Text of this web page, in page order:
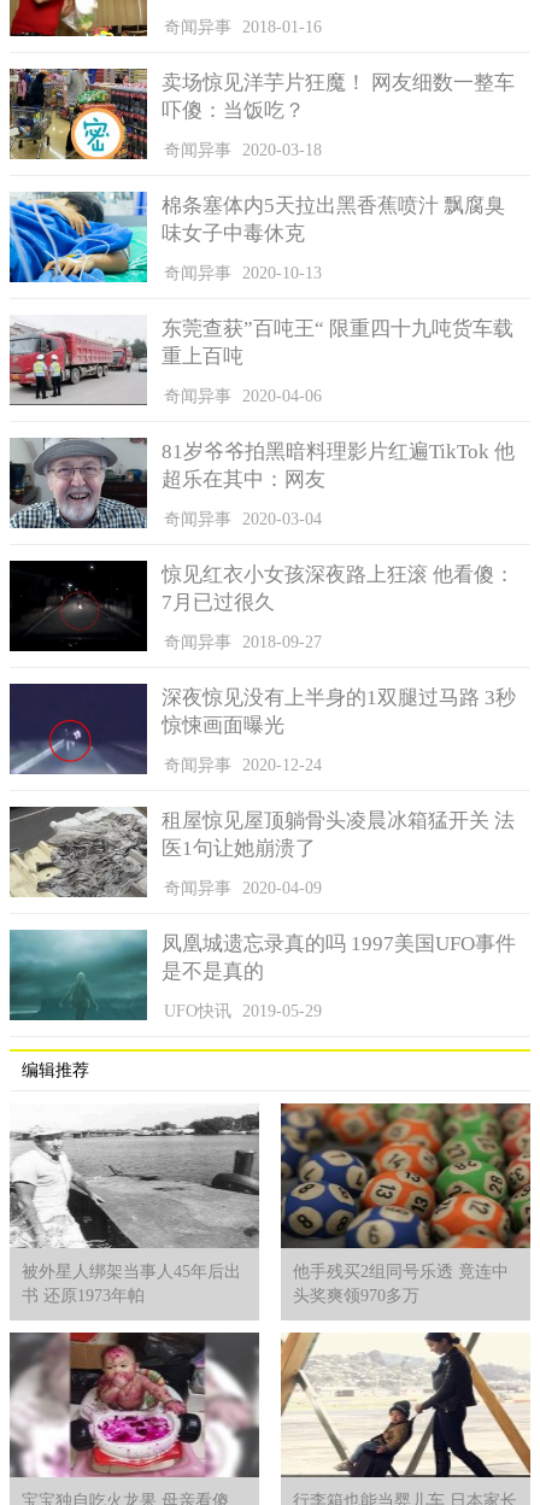
这件事是真的发生在自己的身上了。
到彩票中心兑换了奖金。这名幸运儿领到这笔钱之后称自己会认
真想想该怎样的利用这笔钱，而并非想怎样去花掉它们。
祝贺这名幸运儿，在那么渺茫的机率下能获得这么多钱，同
是一味地花光它。然而买彩票也只是买运气，并非人人都可得。
不需要过于沉迷彩票而忘了正业，闲暇之余玩玩彩票也是好事一
件毕竟很多彩票都是公益活动。
奇闻异事 2018-01-16
卖场惊见洋芋片狂魔！ 网友细数一整车
吓傻：当饭吃？
奇闻异事 2020-03-18
棉条塞体内5天拉出黑香蕉喷汁 飘腐臭
味女子中毒休克
奇闻异事 2020-10-13
东莞查获”百吨王“ 限重四十九吨货车载
重上百吨
奇闻异事 2020-04-06
81岁爷爷拍黑暗料理影片红遍TikTok 他
超乐在其中：网友
奇闻异事 2020-03-04
惊见红衣小女孩深夜路上狂滚 他看傻：
7月已过很久
奇闻异事 2018-09-27
深夜惊见没有上半身的1双腿过马路 3秒
惊悚画面曝光
奇闻异事 2020-12-24
租屋惊见屋顶躺骨头凌晨冰箱猛开关 法
医1句让她崩溃了
奇闻异事 2020-04-09
凤凰城遗忘录真的吗 1997美国UFO事件
是不是真的
UFO快讯 2019-05-29
编辑推荐
被外星人绑架当事人45年后出
书 还原1973年帕
他手残买2组同号乐透 竟连中
头奖爽领970多万
宝宝独自吃火龙果 母亲看傻 行李箱也能当婴儿车 日本家长